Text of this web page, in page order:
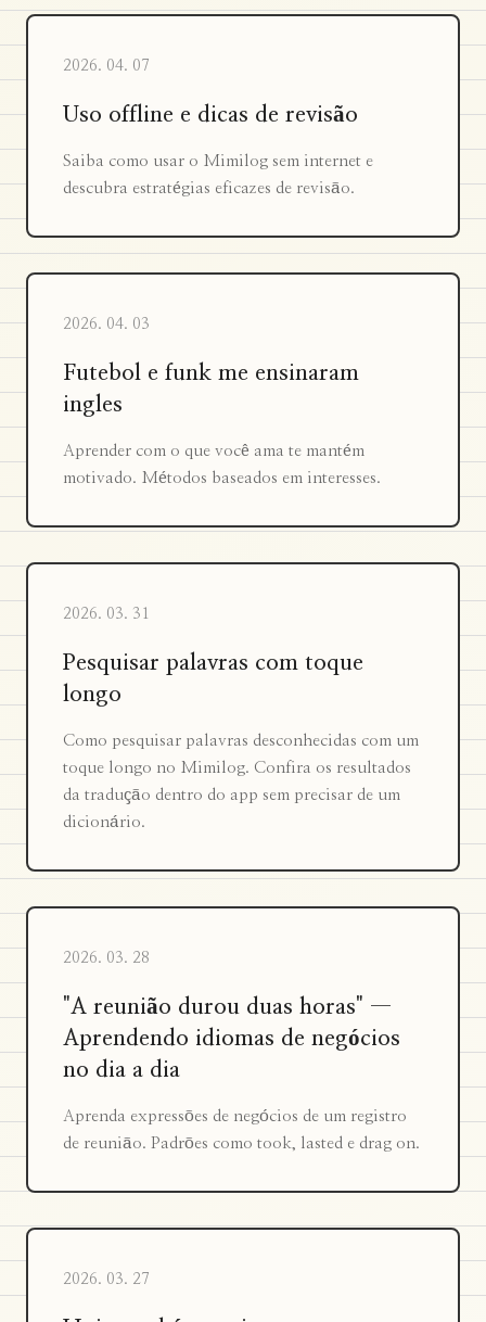
2026. 04. 07
Uso offline e dicas de revisão
Saiba como usar o Mimilog sem internet e
descubra estratégias eficazes de revisão.
2026. 04. 03
Futebol e funk me ensinaram
ingles
Aprender com o que você ama te mantém
motivado. Métodos baseados em interesses.
2026. 03. 31
Pesquisar palavras com toque
longo
Como pesquisar palavras desconhecidas com um
toque longo no Mimilog. Confira os resultados
da tradução dentro do app sem precisar de um
dicionário.
2026. 03. 28
"A reunião durou duas horas" —
Aprendendo idiomas de negócios
no dia a dia
Aprenda expressões de negócios de um registro
de reunião. Padrões como took, lasted e drag on.
2026. 03. 27